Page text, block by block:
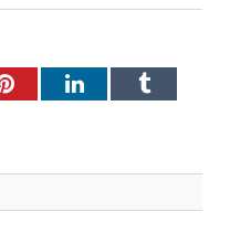
PinterestLinkedInTumblr